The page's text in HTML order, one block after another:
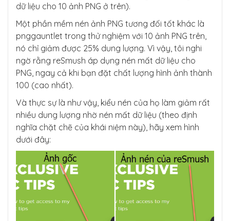
dữ liệu cho 10 ảnh PNG ở trên).
Một phần mềm nén ảnh PNG tương đối tốt khác là
pnggauntlet trong thử nghiệm với 10 ảnh PNG trên,
nó chỉ giảm được 25% dung lượng. Vì vậy, tôi nghi
ngờ rằng reSmush áp dụng nén mất dữ liệu cho
PNG, ngay cả khi bạn đặt chất lượng hình ảnh thành
100 (cao nhất).
Và thực sự là như vậy, kiểu nén của họ làm giảm rất
nhiều dung lượng nhờ nén mất dữ liệu (theo định
nghĩa chặt chẽ của khái niệm này), hãy xem hình
dưới đây: